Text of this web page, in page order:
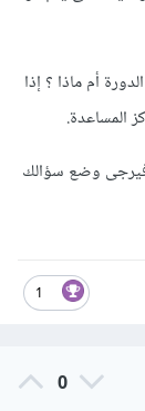
أم ماذا ؟ إذا
المساعدة.
وضع سؤالك
1
0